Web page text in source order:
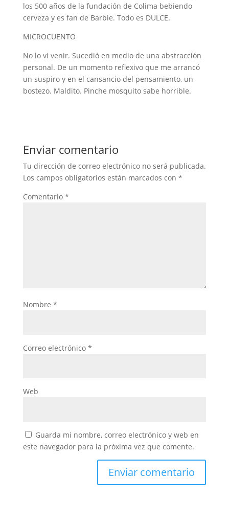
los 500 años de la fundación de Colima bebiendo
cerveza y es fan de Barbie. Todo es DULCE.
MICROCUENTO
No lo vi venir. Sucedió en medio de una abstracción
personal. De un momento reflexivo que me arrancó
un suspiro y en el cansancio del pensamiento, un
bostezo. Maldito. Pinche mosquito sabe horrible.
Enviar comentario
Tu dirección de correo electrónico no será publicada.
Los campos obligatorios están marcados con *
Comentario *
Nombre *
Correo electrónico *
Web
Guarda mi nombre, correo electrónico y web en
este navegador para la próxima vez que comente.